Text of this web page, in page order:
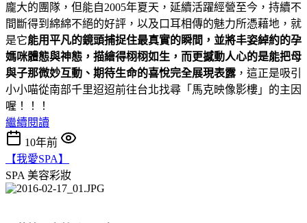
龐大的團隊，但能自2005年夏天，延續活躍經營至今，持續不
間斷得到綿綿不絕的好評，以及口耳相傳的魅力所憑藉地，就
是它能用平凡的鏡頭捕捉住最真實的瞬間，並將丰姿綽約的孕
媽咪體態與神態，描繪得栩栩如生，而更撼動人心的是能把母
與子那微妙互動、期待生命的喜悅完全展現表露，這正是吸引
小小喵從南部千里迢迢前往台北找尋「馬克映像影樓」的主因
喔！！！
繼續閱讀
10年前
【我愛SPA】
SPA 美容彩妝